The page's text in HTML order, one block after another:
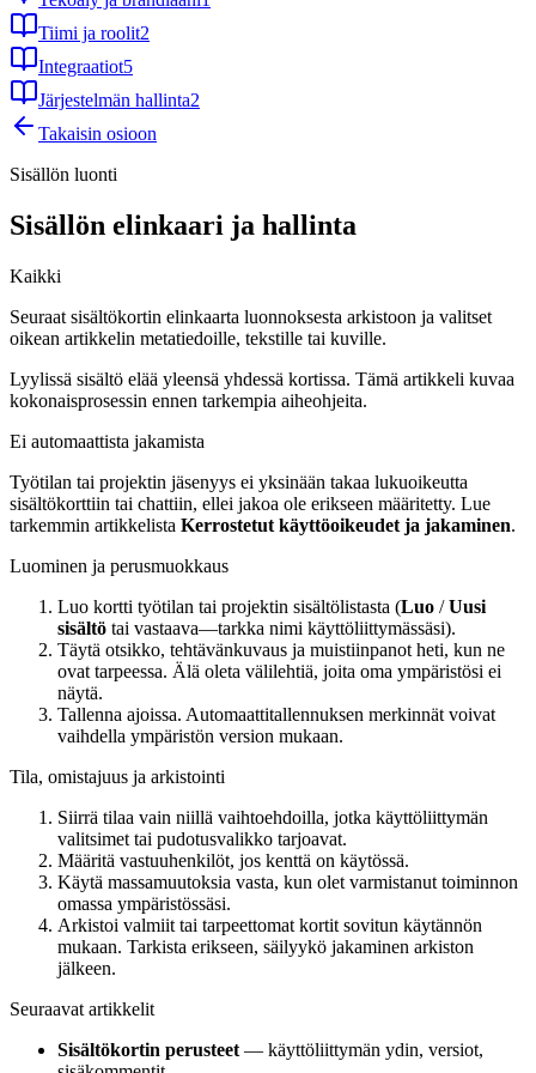
Tiimi ja roolit2
Integraatiot5
Järjestelmän hallinta2
Takaisin osioon
Sisällön luonti
Sisällön elinkaari ja hallinta
Kaikki
Seuraat sisältökortin elinkaarta luonnoksesta arkistoon ja valitset
oikean artikkelin metatiedoille, tekstille tai kuville.
Lyylissä sisältö elää yleensä yhdessä kortissa. Tämä artikkeli kuvaa
kokonaisprosessin ennen tarkempia aiheohjeita.
Ei automaattista jakamista
Työtilan tai projektin jäsenyys ei yksinään takaa lukuoikeutta
sisältökorttiin tai chattiin, ellei jakoa ole erikseen määritetty. Lue
tarkemmin artikkelista Kerrostetut käyttöoikeudet ja jakaminen.
Luominen ja perusmuokkaus
Luo kortti työtilan tai projektin sisältölistasta (Luo /Uusi
sisältö tai vastaava—tarkka nimi käyttöliittymässäsi).
Täytä otsikko, tehtävänkuvaus ja muistiinpanot heti, kun ne
ovat tarpeessa. Älä oleta välilehtiä, joita oma ympäristösi ei
näytä.
Tallenna ajoissa. Automaattitallennuksen merkinnät voivat
vaihdella ympäristön version mukaan.
Tila, omistajuus ja arkistointi
Siirrä tilaa vain niillä vaihtoehdoilla, jotka käyttöliittymän
valitsimet tai pudotusvalikko tarjoavat.
Määritä vastuuhenkilöt, jos kenttä on käytössä.
Käytä massamuutoksia vasta, kun olet varmistanut toiminnon
omassa ympäristössäsi.
Arkistoi valmiit tai tarpeettomat kortit sovitun käytännön
mukaan. Tarkista erikseen, säilyykö jakaminen arkiston
jälkeen.
Seuraavat artikkelit
Sisältökortin perusteet — käyttöliittymän ydin, versiot,